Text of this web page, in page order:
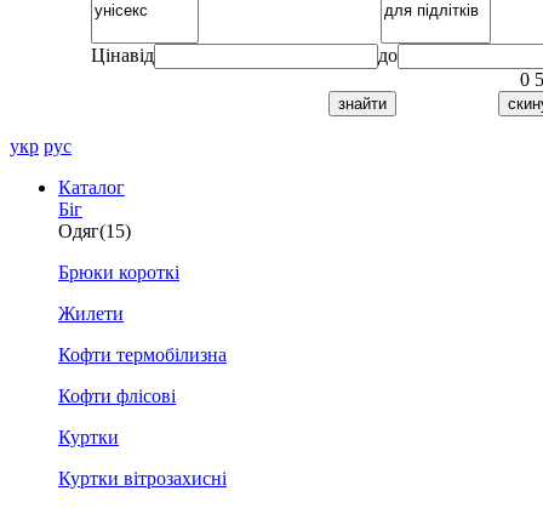
Цінавід
до
0
укр рус
Каталог
Біг
Одяг(15)
Брюки короткі
Жилети
Кофти термобілизна
Кофти флісові
Куртки
Куртки вітрозахисні